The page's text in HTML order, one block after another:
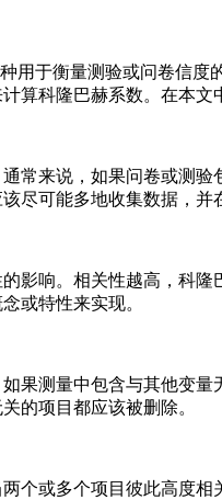
种用于衡量测验或问卷信
计算科隆巴赫系数。在本
常来说，如果问卷或测
尽可能多地收集数据，并
影响。相关性越高，科
或特性来实现。
果测量中包含与其他变
的项目都应该被删除。
个或多个项目彼此高度